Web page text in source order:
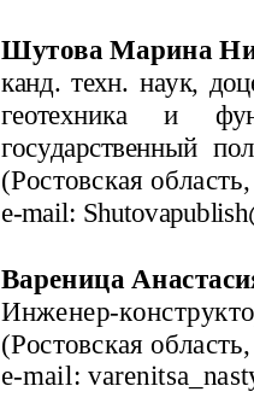
Шутова Марина
канд. техн. наук,
геотехника   и
государственный
(Ростовская область,
e-mail:
Вареница
Инженер-
(Ростовская
e-mail: varenitsa _